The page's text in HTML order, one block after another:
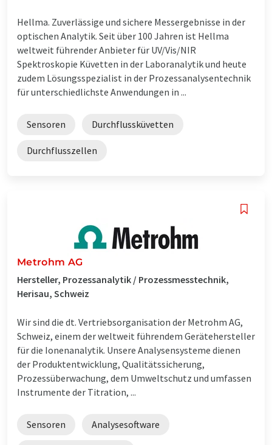
Hellma. Zuverlässige und sichere Messergebnisse in der
optischen Analytik. Seit über 100 Jahren ist Hellma
weltweit führender Anbieter für UV/Vis/NIR
Spektroskopie Küvetten in der Laboranalytik und heute
zudem Lösungsspezialist in der Prozessanalysentechnik
für unterschiedlichste Anwendungen in ...
Sensoren Durchflussküvetten
Durchflusszellen
Metrohm AG
Hersteller, Prozessanalytik / Prozessmesstechnik,
Herisau, Schweiz
Wir sind die dt. Vertriebsorganisation der Metrohm AG,
Schweiz, einem der weltweit führendem Gerätehersteller
für die Ionenanalytik. Unsere Analysensysteme dienen
der Produktentwicklung, Qualitätssicherung,
Prozessüberwachung, dem Umweltschutz und umfassen
Instrumente der Titration, ...
Sensoren Analysesoftware